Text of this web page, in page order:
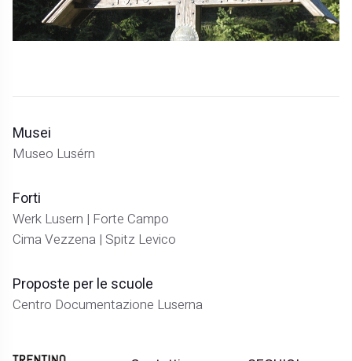
Musei
Museo Lusérn
Forti
Werk Lusern | Forte Campo
Cima Vezzena | Spitz Levico
Proposte per le scuole
Centro Documentazione Luserna